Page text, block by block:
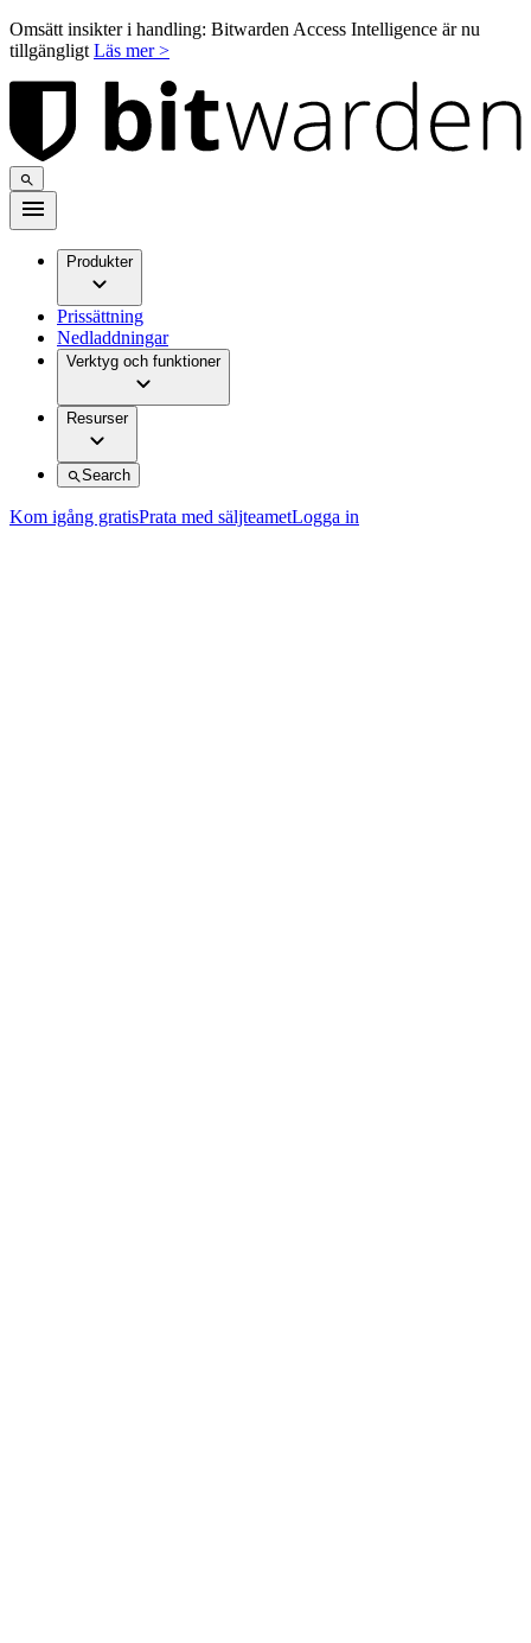
Omsätt insikter i handling: Bitwarden Access Intelligence är nu
tillgängligt Läs mer >
Produkter
Prissättning
Nedladdningar
Verktyg och funktioner
Resurser
Search
Kom igång gratisPrata med säljteametLogga in